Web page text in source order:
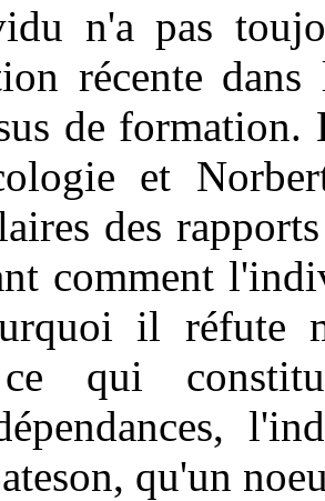
n'a pas
récente
de
et
des
comment
il réfute
qui
qu'un